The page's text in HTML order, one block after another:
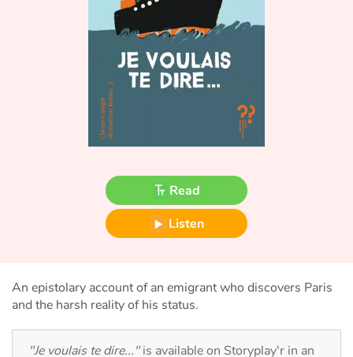
Tales and classics in french
Fable, myth, literature and poetry
Princesses and princes, kings, queens and dragons
Heroines and Heroes
Ecology, nature, seasons
The animals
Travel, epic, investigation, adventure
Read
Listen
An epistolary account of an emigrant who discovers Paris
and the harsh reality of his status.
"Je voulais te dire..."is available on Storyplay'r in an